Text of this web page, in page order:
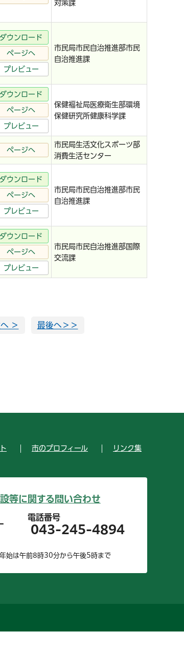
対策課
ダウンロード
ページへ
プレビュー
市民局市民自治推進部市民
自治推進課
ダウンロード
ページへ
プレビュー
保健福祉局医療衛生部環境
保健研究所健康科学課
ページへ
市民局生活文化スポーツ部
消費生活センター
ダウンロード
ページへ
プレビュー
市民局市民自治推進部市民
自治推進課
ダウンロード
ページへ
プレビュー
市民局市民自治推進部国際
交流課
＞ 最後へ＞＞
市のプロフィール リンク集
等に関する問い合わせ
電話番号
043-245-4894
始は午前8時30分から午後5時まで